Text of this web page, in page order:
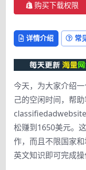
购买下载权限
详情介绍 常
今天，为大家介绍
己的空闲时间，帮
松赚到1650美元。
作，而且不限国家
英文知识即可完成操